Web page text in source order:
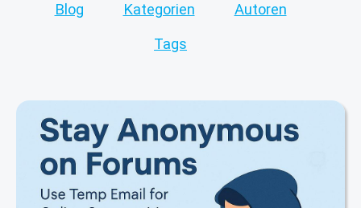
Blog Kategorien Autoren
Tags